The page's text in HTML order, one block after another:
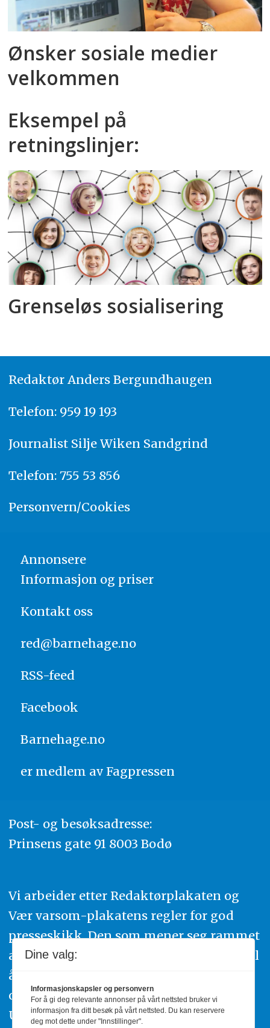
Ønsker sosiale medier
velkommen
Eksempel på
retningslinjer:
Grenseløs sosialisering
Redaktør Anders Bergundhaugen
Telefon: 959 19 193
Journalist Silje Wiken Sandgrind
Telefon: 755 53 856
Personvern/Cookies
Annonsere
Informasjon og priser
Kontakt oss
red@barnehage.no
RSS-feed
Facebook
Barnehage.no
er medlem av Fagpressen
Post- og besøksadresse:
Prinsens gate 91 8003 Bodø
Vi arbeider etter Redaktørplakaten og
Vær varsom-plakatens regler for god
presseskikk. Den som mener seg rammet
av urettmessig publisering, oppfordres til
å ta kontakt med redaksjonen. Du kan
også klage inn saker til Pressens Faglige
Utvalg,www.pfu.no.
Dine valg:
Informasjonskapsler og personvern
For å gi deg relevante annonser på vårt nettsted bruker vi
informasjon fra ditt besøk på vårt nettsted. Du kan reservere
deg mot dette under "Innstillinger".